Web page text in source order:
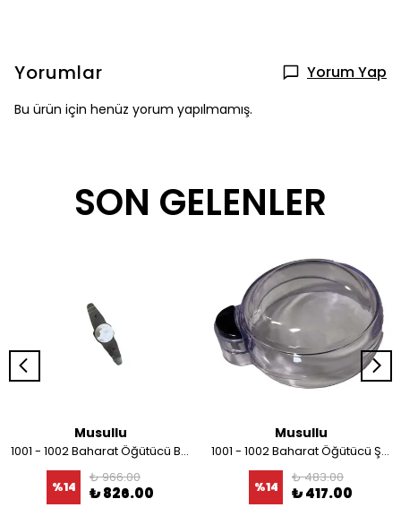
Yorumlar Yorum Yap
Bu ürün için henüz yorum yapılmamış.
SON GELENLER
Musullu
1001 - 1002 Baharat Öğütücü Bıçağı
%14
₺ 966.00
₺ 826.00
Musullu
1001 - 1002 Baharat Öğütücü Şeffaf Kapağı
%14
₺ 483.00
₺ 417.00